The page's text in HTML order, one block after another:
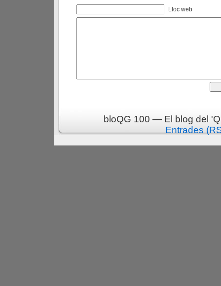
Lloc web
bloQG 100 — El blog del
Entrades